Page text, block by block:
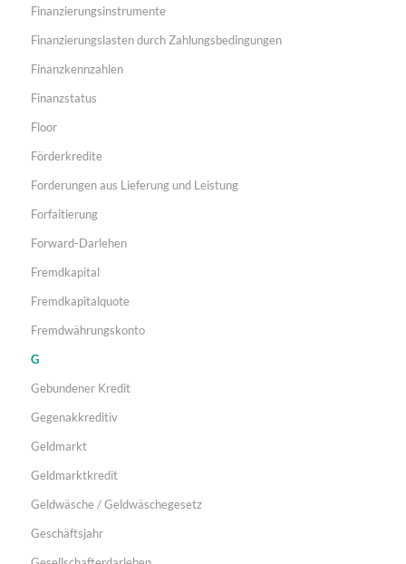
Finanzierungsinstrumente
Finanzierungslasten durch Zahlungsbedingungen
Finanzkennzahlen
Finanzstatus
Floor
Förderkredite
Forderungen aus Lieferung und Leistung
Forfaitierung
Forward-Darlehen
Fremdkapital
Fremdkapitalquote
Fremdwährungskonto
G
Gebundener Kredit
Gegenakkreditiv
Geldmarkt
Geldmarktkredit
Geldwäsche / Geldwäschegesetz
Geschäftsjahr